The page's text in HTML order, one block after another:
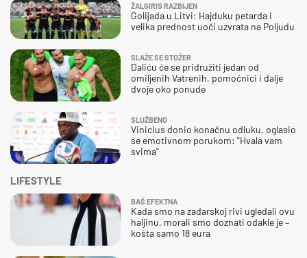
ŽALGIRIS RAZBIJEN
Golijada u Litvi: Hajduku petarda i
velika prednost uoči uzvrata na Poljudu
SLAŽE SE STOŽER
Daliću će se pridružiti jedan od
omiljenih Vatrenih, pomoćnici i dalje
dvoje oko ponude
SLUŽBENO
Vinicius donio konačnu odluku, oglasio
se emotivnom porukom: "Hvala vam
svima"
LIFESTYLE
BAŠ EFEKTNA
Kada smo na zadarskoj rivi ugledali ovu
haljinu, morali smo doznati odakle je –
košta samo 18 eura